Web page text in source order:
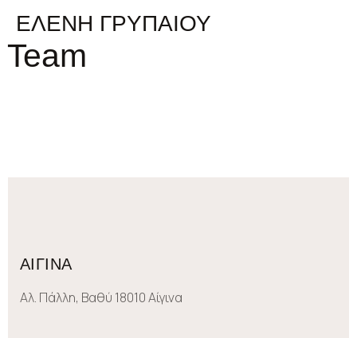
ΕΛΕΝΗ ΓΡΥΠΑΙΟΥ
Team
ΑΙΓΙΝΑ
Αλ. Πάλλη, Βαθύ 18010 Αίγινα